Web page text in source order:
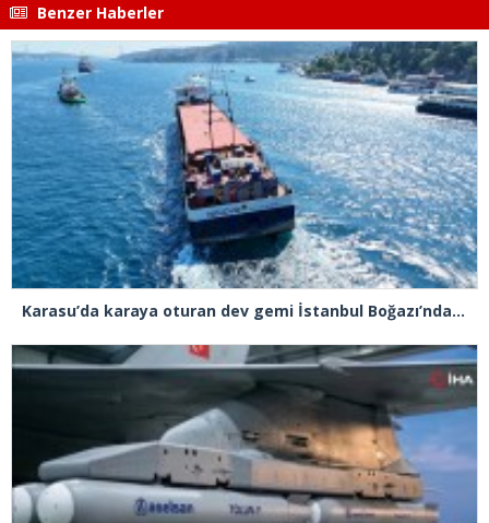
Benzer Haberler
Karasu’da karaya oturan dev gemi İstanbul Boğazı’ndan geçti